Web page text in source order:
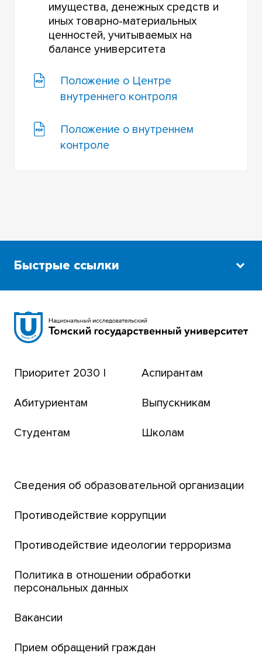
имущества, денежных средств и
иных товарно-материальных
ценностей, учитываемых на
балансе университета
Положение о Центре
внутреннего контроля
Положение о внутреннем
контроле
Быстрые ссылки
Сибирский ботанический сад
Томский региональный центр коллективного
Транссибирский научный путь
Парк социогуманитарных технологий ТГУ
Английский для всех
ТГУ
Интернет-лицей
Открытые онлайн-курсы (MOOCs)
Платежи онлайн
Банк инициатив по развитию университета
Приоритет 2030 |
Абитуриентам
Студентам
Аспирантам
Выпускникам
Школам
Сведения об образовательной организации
Противодействие коррупции
Противодействие идеологии терроризма
Политика в отношении обработки
персональных данных
Вакансии
Прием обращений граждан